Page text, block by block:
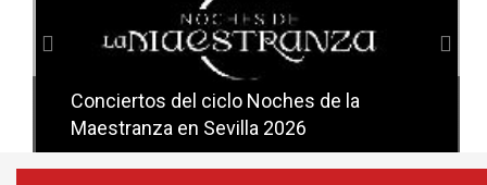
Conciertos del ciclo Noches de la
Maestranza en Sevilla 2026
Conciertos del ciclo Candlelight en
Sevilla